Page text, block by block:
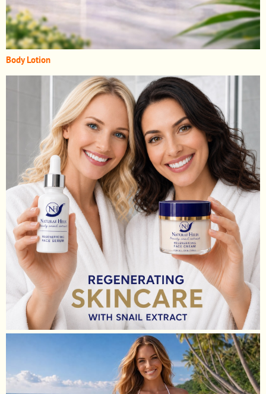
Body Lotion